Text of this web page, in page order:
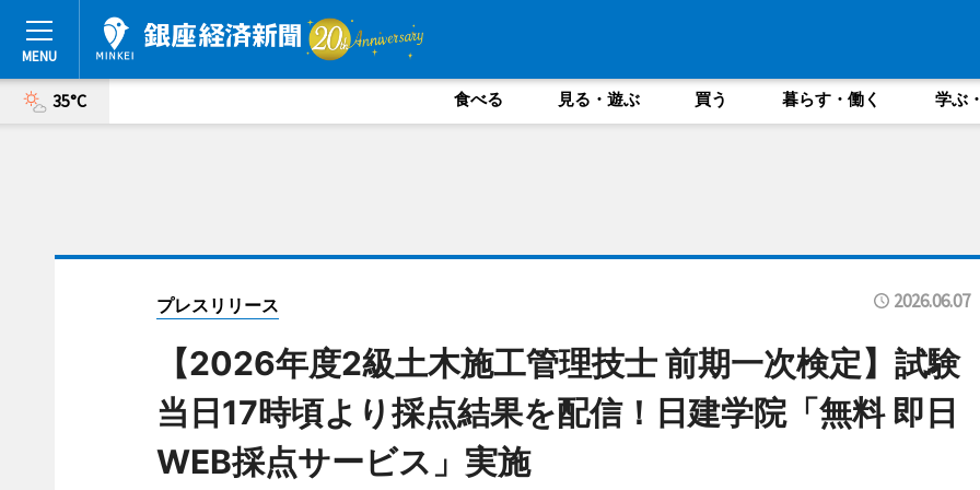
35°C 食べる 見る・遊ぶ 買う 暮らす・働く 学ぶ
プレスリリース 2026.06.07
【2026年度2級土木施工管理技士 前期一次検定】試験
当日17時頃より採点結果を配信！日建学院「無料 即日
WEB採点サービス」実施